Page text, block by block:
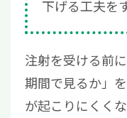
下げる工夫を
注射を受ける前
期間で見るか」
が起こりにくくな